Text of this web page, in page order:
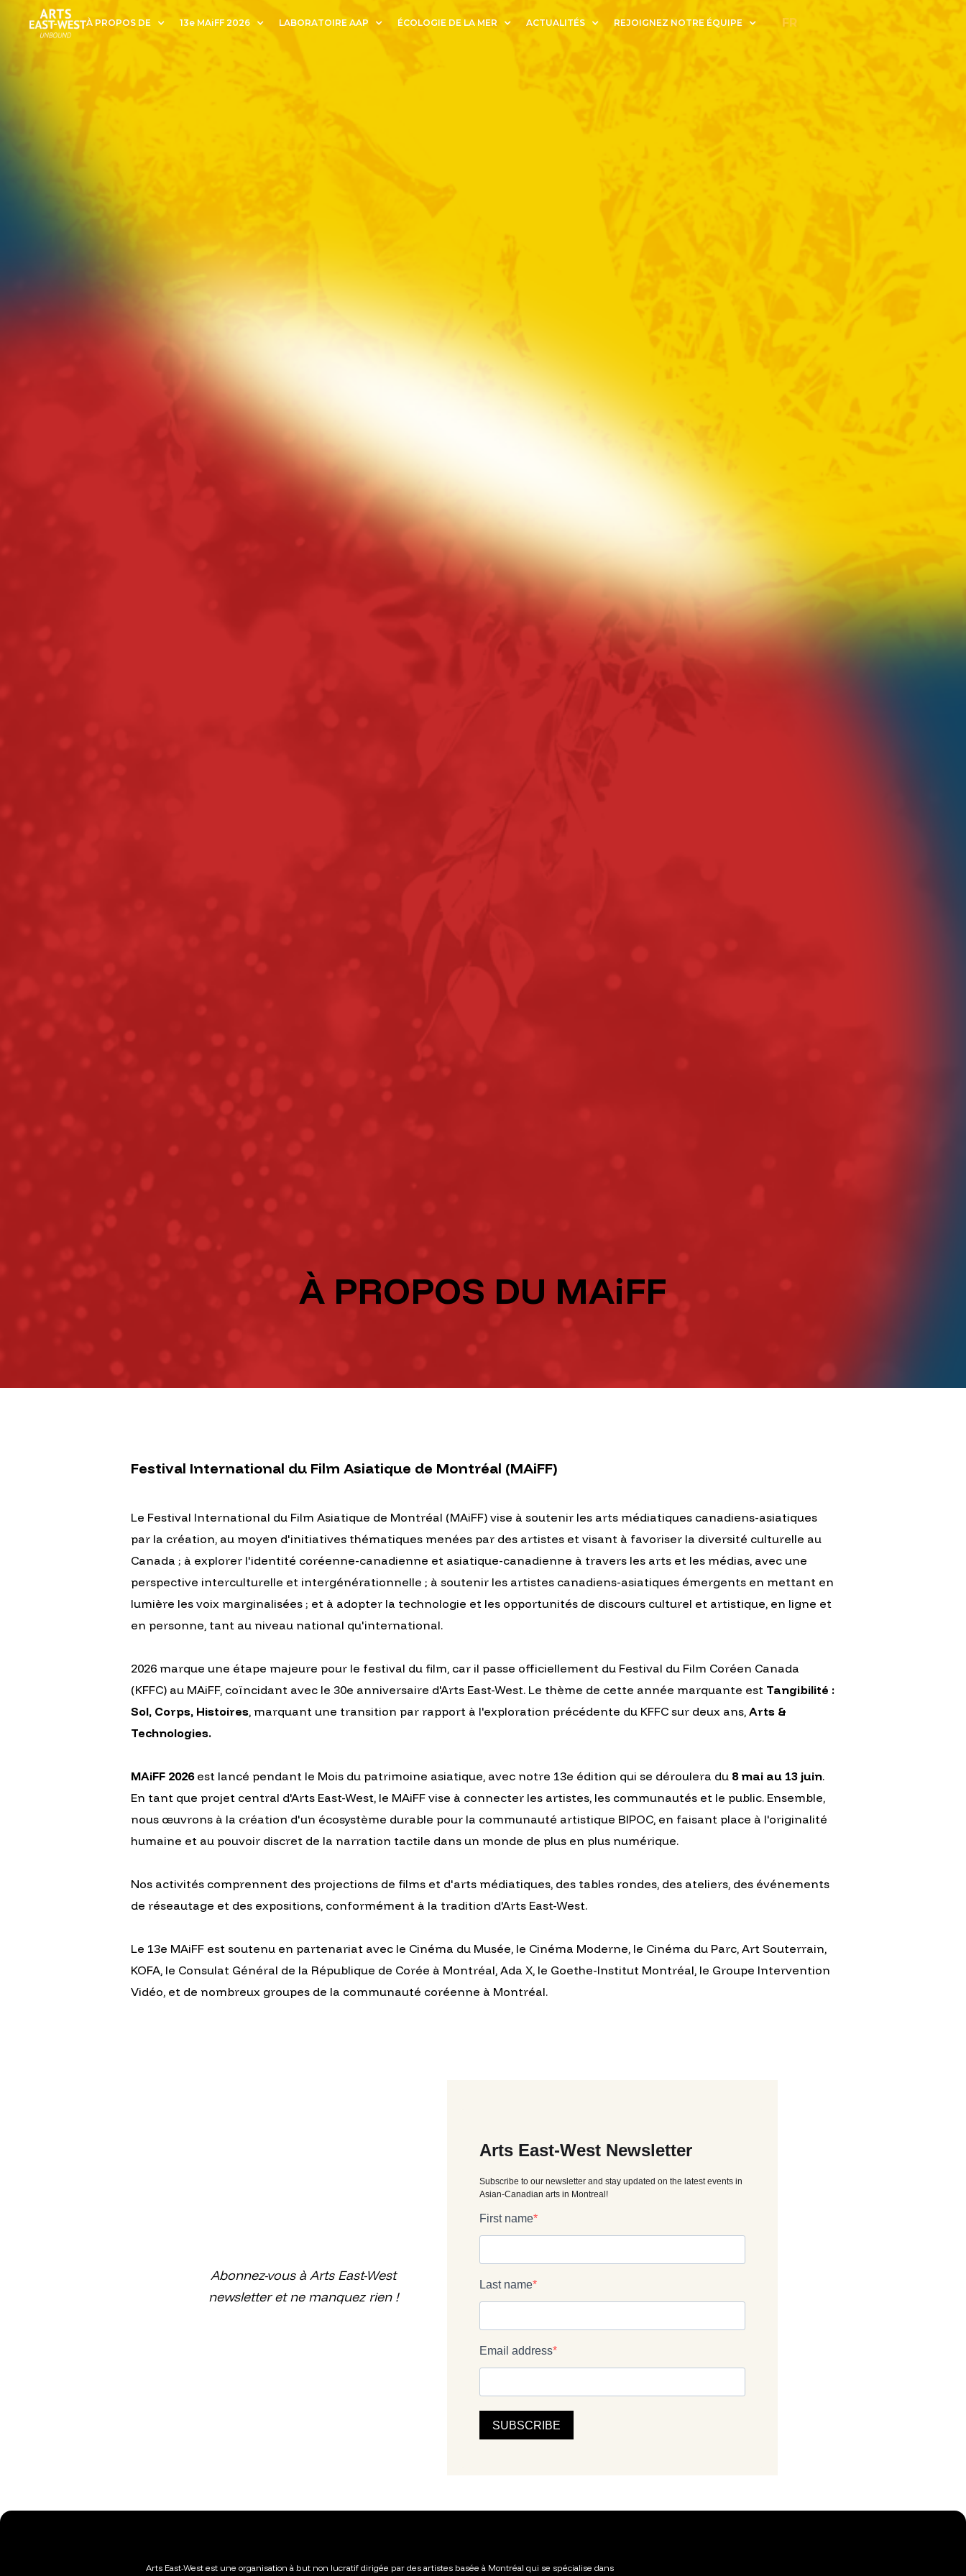
À PROPOS DE 13e MAiFF 2026 LABORATOIRE AAP ÉCOLOGIE DE LA MER ACTUALITÉS REJOIGNEZ NOTRE ÉQUIPE FR
À PROPOS DU MAiFF
Festival International du Film Asiatique de Montréal (MAiFF)
Le Festival International du Film Asiatique de Montréal (MAiFF) vise à soutenir les arts médiatiques canadiens-asiatiques
par la création, au moyen d'initiatives thématiques menées par des artistes et visant à favoriser la diversité culturelle au
Canada ; à explorer l'identité coréenne-canadienne et asiatique-canadienne à travers les arts et les médias, avec une
perspective interculturelle et intergénérationnelle ; à soutenir les artistes canadiens-asiatiques émergents en mettant en
lumière les voix marginalisées ; et à adopter la technologie et les opportunités de discours culturel et artistique, en ligne et
en personne, tant au niveau national qu'international.
2026 marque une étape majeure pour le festival du film, car il passe officiellement du Festival du Film Coréen Canada
(KFFC) au MAiFF, coïncidant avec le 30e anniversaire d'Arts East-West. Le thème de cette année marquante est Tangibilité :
Sol, Corps, Histoires, marquant une transition par rapport à l'exploration précédente du KFFC sur deux ans,Arts &
Technologies.
MAiFF 2026est lancé pendant le Mois du patrimoine asiatique, avec notre 13e édition qui se déroulera du 8 mai au 13 juin.
En tant que projet central d'Arts East-West, le MAiFF vise à connecter les artistes, les communautés et le public. Ensemble,
nous œuvrons à la création d'un écosystème durable pour la communauté artistique BIPOC, en faisant place à l'originalité
humaine et au pouvoir discret de la narration tactile dans un monde de plus en plus numérique.
Nos activités comprennent des projections de films et d'arts médiatiques, des tables rondes, des ateliers, des événements
de réseautage et des expositions, conformément à la tradition d'Arts East-West.
Le 13e MAiFF est soutenu en partenariat avec le Cinéma du Musée, le Cinéma Moderne, le Cinéma du Parc, Art Souterrain,
KOFA, le Consulat Général de la République de Corée à Montréal, Ada X, le Goethe-Institut Montréal, le Groupe Intervention
Vidéo, et de nombreux groupes de la communauté coréenne à Montréal.
Abonnez-vous à Arts East-West
newsletter et ne manquez rien !
Arts East-West est une organisation à but non lucratif dirigée par des artistes basée à Montréal qui se spécialise dans